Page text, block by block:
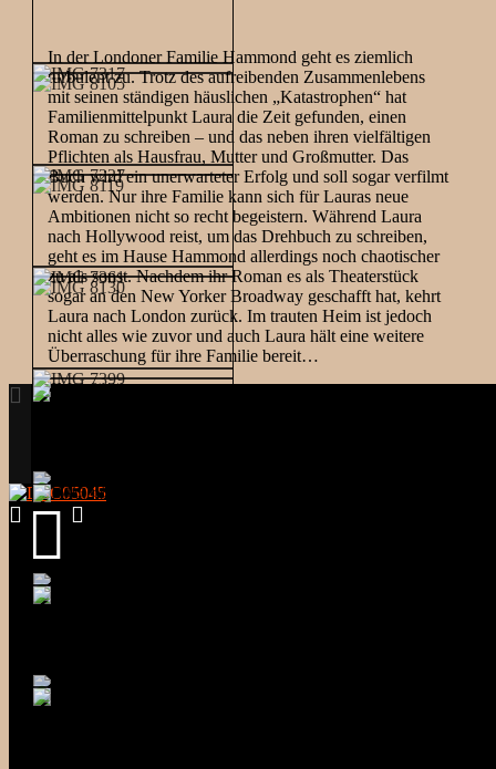
In der Londoner Familie Hammond geht es ziemlich
turbulent zu. Trotz des aufreibenden Zusammenlebens
mit seinen ständigen häuslichen „Katastrophen“ hat
Familienmittelpunkt Laura die Zeit gefunden, einen
Roman zu schreiben – und das neben ihren vielfältigen
Pflichten als Hausfrau, Mutter und Großmutter. Das
Buch wird ein unerwarteter Erfolg und soll sogar verfilmt
werden. Nur ihre Familie kann sich für Lauras neue
Ambitionen nicht so recht begeistern. Während Laura
nach Hollywood reist, um das Drehbuch zu schreiben,
geht es im Hause Hammond allerdings noch chaotischer
zu als sonst. Nachdem ihr Roman es als Theaterstück
sogar an den New Yorker Broadway geschafft hat, kehrt
Laura nach London zurück. Im trauten Heim ist jedoch
nicht alles wie zuvor und auch Laura hält eine weitere
Überraschung für ihre Familie bereit…